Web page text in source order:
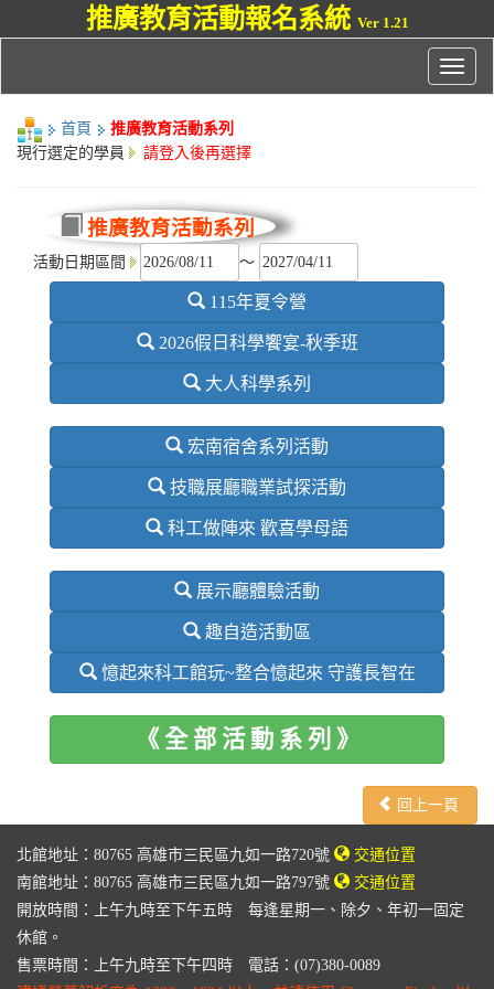
推廣教育活動報名系統 Ver 1.21
首頁
推廣教育活動系列
現行選定的學員
請登入後再選擇
推廣教育活動系列
活動日期區間 ～
115年夏令營
2026假日科學饗宴-秋季班
大人科學系列
宏南宿舍系列活動
技職展廳職業試探活動
科工做陣來 歡喜學母語
展示廳體驗活動
趣自造活動區
憶起來科工館玩~整合憶起來 守護長智在
《 全 部 活 動 系 列 》
回上一頁
北館地址：80765 高雄市三民區九如一路720號
交通位置
南館地址：80765 高雄市三民區九如一路797號
交通位置
開放時間：上午九時至下午五時 每逢星期一、除夕、年初一固定
休館。
售票時間：上午九時至下午四時 電話：(07)380-0089